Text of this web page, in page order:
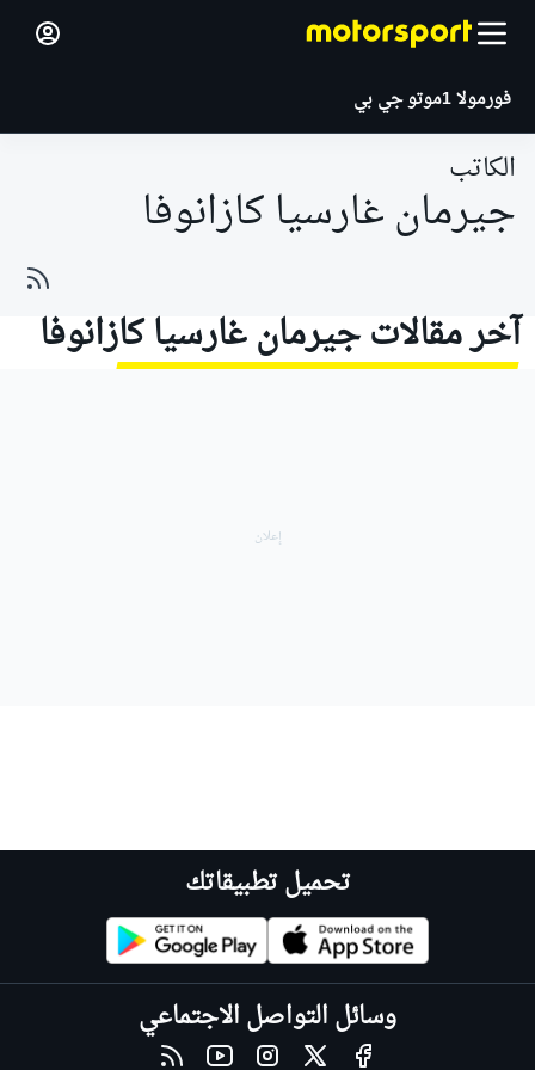
فورمولا 1 موتو جي بي
الكاتب
جيرمان غارسيا كازانوفا
آخر مقالات جيرمان غارسيا كازانوفا
تحميل تطبيقاتك
وسائل التواصل الاجتماعي